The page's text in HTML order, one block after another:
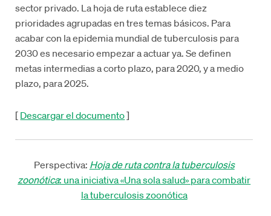
sector privado. La hoja de ruta establece diez
prioridades agrupadas en tres temas básicos. Para
acabar con la epidemia mundial de tuberculosis para
2030 es necesario empezar a actuar ya. Se definen
metas intermedias a corto plazo, para 2020, y a medio
plazo, para 2025.
[Descargar el documento]
Perspectiva: Hoja de ruta contra la tuberculosis
zoonótica: una iniciativa «Una sola salud» para combatir
la tuberculosis zoonótica